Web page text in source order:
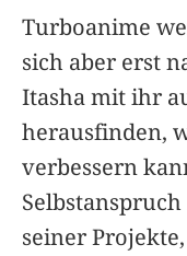
Turboanime
sich aber erst
Itasha mit ihr
herausfinden,
verbessern
seiner